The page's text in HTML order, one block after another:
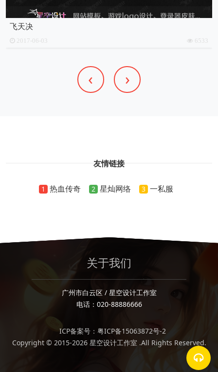
飞天决
2017-06-03 6533
‹ ›
友情链接
1 热血传奇 2 星灿网络 3 一私服
关于我们
广州市白云区 / 星空设计工作室
电话：020-88886666
ICP备案号：粤ICP备15063872号-2
Copyright © 2015-2026 星空设计工作室 .All Rights Reserved.